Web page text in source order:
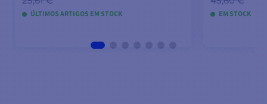
ÚLTIMOS ARTIGOS EM STOCK EM STOCK